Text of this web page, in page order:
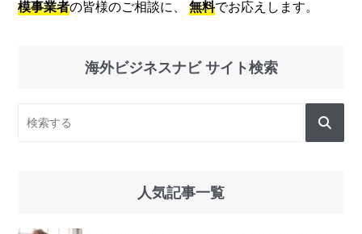
模事業者の皆様のご相談に、無料でお応えします。
海外ビジネスナビ サイト検索
人気記事一覧